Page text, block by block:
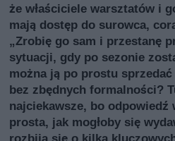
że właściciele warsztatów i
mają dostęp do surowca,
„Zrobię go sam i przestanę
sytuacji, gdy po sezonie
można ją po prostu
bez zbędnych formalności?
najciekawsze, bo odpowiedź
prosta, jak mogłoby się
rozbija się o kilka